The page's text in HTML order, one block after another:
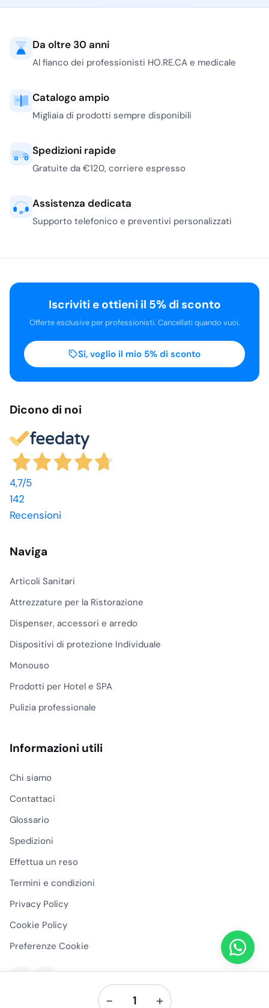
− +
Da oltre 30 anni
Al fianco dei professionisti HO.RE.CA e medicale
Catalogo ampio
Migliaia di prodotti sempre disponibili
Spedizioni rapide
Gratuite da €120, corriere espresso
Assistenza dedicata
Supporto telefonico e preventivi personalizzati
Dicono di noi
4,7/5
142
Recensioni
Naviga
Articoli Sanitari
Attrezzature per la Ristorazione
Dispenser, accessori e arredo
Dispositivi di protezione Individuale
Monouso
Prodotti per Hotel e SPA
Pulizia professionale
Informazioni utili
Chi siamo
Contattaci
Glossario
Spedizioni
Effettua un reso
Termini e condizioni
Privacy Policy
Cookie Policy
Preferenze Cookie
Iscriviti e ottieni il 5% di sconto
Offerte esclusive per professionisti. Cancellati quando vuoi.
Sì, voglio il mio 5% di sconto